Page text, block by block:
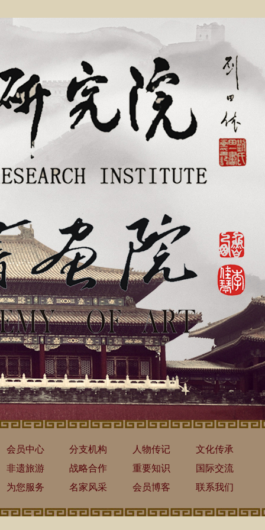
会员中心 分支机构 人物传记
文化传承
非遗旅游
战略合作 重要知识
国际交流
为您服务
名家风采 会员博客 联系我们